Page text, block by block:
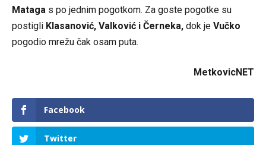
Mataga s po jednim pogotkom. Za goste pogotke su
postigli Klasanović, Valković i Černeka, dok je Vučko
pogodio mrežu čak osam puta.
MetkovicNET
Facebook
Twitter